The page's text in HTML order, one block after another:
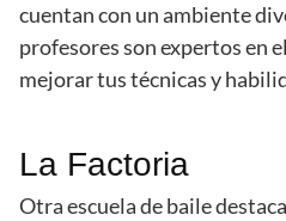
cuentan con un ambiente
profesores son expertos en
mejorar tus técnicas y
La Factoria
Otra escuela de baile